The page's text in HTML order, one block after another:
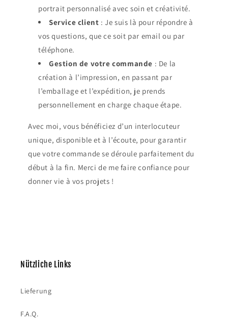
portrait personnalisé avec soin et créativité.
Service client : Je suis là pour répondre à
vos questions, que ce soit par email ou par
téléphone.
Gestion de votre commande : De la
création à l’impression, en passant par
l’emballage et l’expédition, je prends
personnellement en charge chaque étape.
Avec moi, vous bénéficiez d’un interlocuteur
unique, disponible et à l’écoute, pour garantir
que votre commande se déroule parfaitement du
début à la fin. Merci de me faire confiance pour
donner vie à vos projets !
Nützliche Links
Lieferung
F.A.Q.